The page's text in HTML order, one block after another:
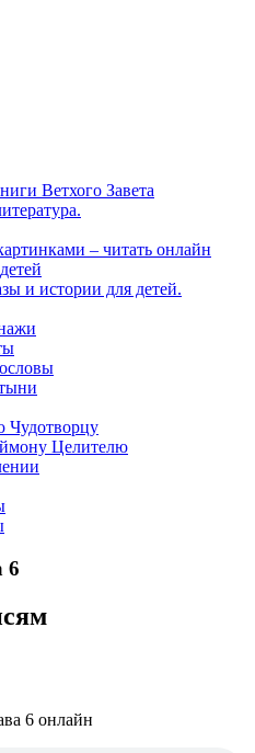
Ветхого Завета
– читать онлайн
и истории для детей.
Целителю
6
6 онлайн